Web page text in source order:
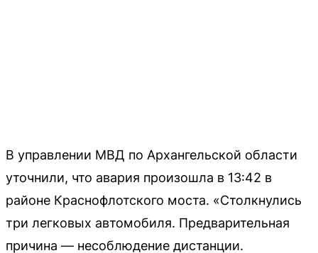
В управлении МВД по Архангельской области
уточнили, что авария произошла в 13:42 в
районе Краснофлотского моста. «Столкнулись
три легковых автомобиля. Предварительная
причина — несоблюдение дистанции.